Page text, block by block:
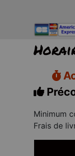
Minimum
Frais de